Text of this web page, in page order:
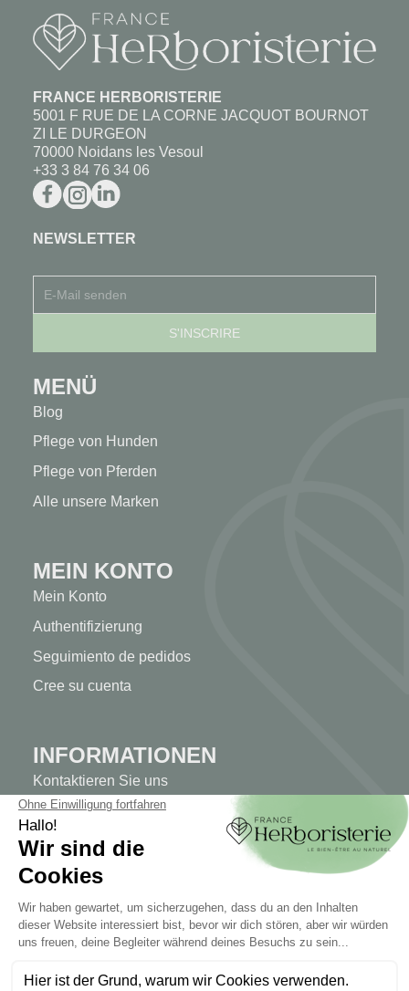
FRANCE HERBORISTERIE
5001 F RUE DE LA CORNE JACQUOT BOURNOT
ZI LE DURGEON
70000 Noidans les Vesoul
+33 3 84 76 34 06
NEWSLETTER
MENÜ
Blog
Pflege von Hunden
Pflege von Pferden
Alle unsere Marken
MEIN KONTO
Mein Konto
Authentifizierung
Seguimiento de pedidos
Cree su cuenta
INFORMATIONEN
Kontaktieren Sie uns
Sitemap
Unser Kräuterladen
Lieferung
Sicheres Bezahlen
RECHTLICHE HINWEISE